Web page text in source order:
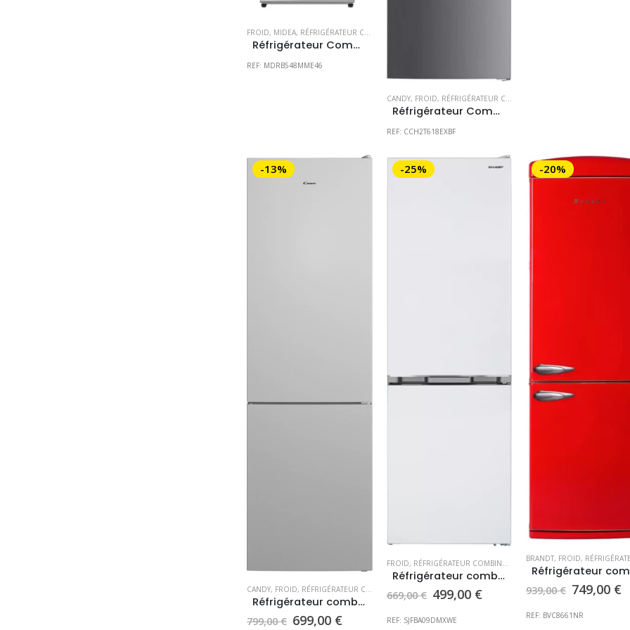
FROID, MIDEA, RÉFRIGÉRATEUR COMBINÉ
Réfrigérateur Combiné MIDEA – PRIX CONSULTABLE EN MAGASIN UNIQUEMENT- EXCLU MAGASIN
REF: MDRB548MME46
CANDY, FROID, RÉFRIGÉRATEUR COMBINÉ
Réfrigérateur Combiné CANDY – Prix consultable en magasin –
REF: CCH2T618EXBF
-13%
CANDY, FROID, RÉFRIGÉRATEUR COMBINÉ RÉFRIGÉRATEURS
Réfrigérateur combiné CANDY MODELE EXPO
799,00€ Le
699,00 €Le
-25%
FROID, RÉFRIGÉRATEUR COMBINÉ , RÉFRIGÉRATEURS,SHARP
Réfrigérateur combiné SHARP
669,00€ Le
prix
initial
499,00 €Le
REF: SJFBA09DMXWE
-20%
BRANDT, FROID, RÉFRIGÉRATEUR
939,00€ Le
prix
initial
749,00 €Le
REF: BVC8661NR